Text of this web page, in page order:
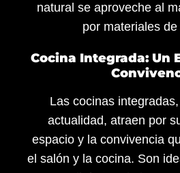
natural se aproveche al
por materiales
Cocina Integrada: Un
Las cocinas
actualidad, atraen por
espacio y la convivencia
el salón y la cocina. Son